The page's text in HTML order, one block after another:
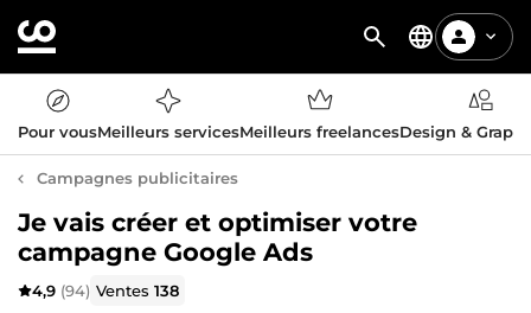
Pour vousMeilleurs servicesMeilleurs freelancesDesign &
Campagnes publicitaires
Je vais créer et optimiser votre
campagne Google Ads
4,9 (94) Ventes138